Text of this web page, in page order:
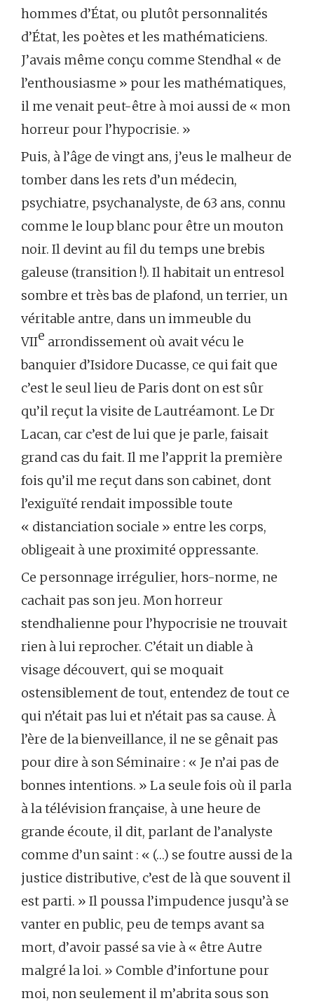
hommes d’État, ou plutôt personnalités
d’État, les poètes et les mathématiciens.
J’avais même conçu comme Stendhal « de
l’enthousiasme » pour les mathématiques,
il me venait peut-être à moi aussi de « mon
horreur pour l’hypocrisie. »
Puis, à l’âge de vingt ans, j’eus le malheur de
tomber dans les rets d’un médecin,
psychiatre, psychanalyste, de 63 ans, connu
comme le loup blanc pour être un mouton
noir. Il devint au fil du temps une brebis
galeuse (transition !). Il habitait un entresol
sombre et très bas de plafond, un terrier, un
véritable antre, dans un immeuble du
VIIe arrondissement où avait vécu le
banquier d’Isidore Ducasse, ce qui fait que
c’est le seul lieu de Paris dont on est sûr
qu’il reçut la visite de Lautréamont. Le Dr
Lacan, car c’est de lui que je parle, faisait
grand cas du fait. Il me l’apprit la première
fois qu’il me reçut dans son cabinet, dont
l’exiguïté rendait impossible toute
« distanciation sociale » entre les corps,
obligeait à une proximité oppressante.
Ce personnage irrégulier, hors-norme, ne
cachait pas son jeu. Mon horreur
stendhalienne pour l’hypocrisie ne trouvait
rien à lui reprocher. C’était un diable à
visage découvert, qui se moquait
ostensiblement de tout, entendez de tout ce
qui n’était pas lui et n’était pas sa cause. À
l’ère de la bienveillance, il ne se gênait pas
pour dire à son Séminaire : « Je n’ai pas de
bonnes intentions. » La seule fois où il parla
à la télévision française, à une heure de
grande écoute, il dit, parlant de l’analyste
comme d’un saint : « (…) se foutre aussi de la
justice distributive, c’est de là que souvent il
est parti. » Il poussa l’impudence jusqu’à se
vanter en public, peu de temps avant sa
mort, d’avoir passé sa vie à « être Autre
malgré la loi. » Comble d’infortune pour
moi, non seulement il m’abrita sous son